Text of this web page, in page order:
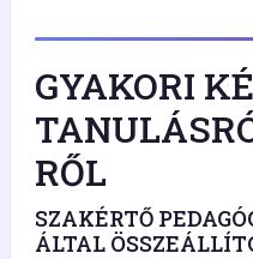
GYAKORI
RŐL
SZAKÉRTŐ
ÁLTAL